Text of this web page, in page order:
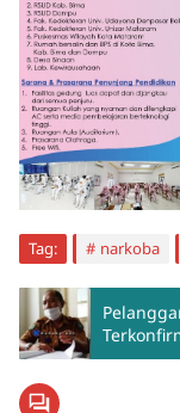
Tag: narkoba
Hukum